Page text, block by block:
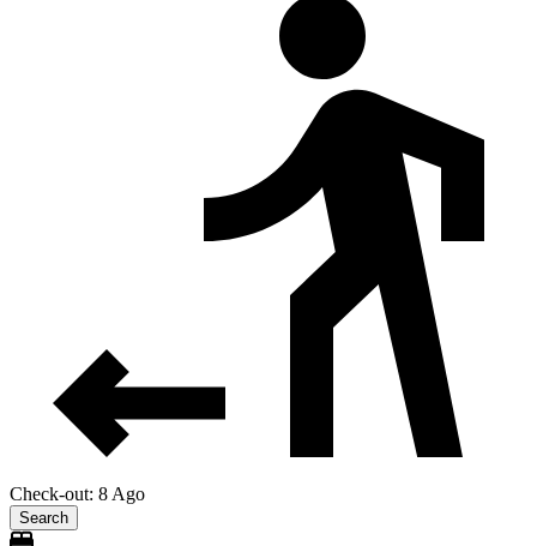
Check-out: 8 Ago
Search